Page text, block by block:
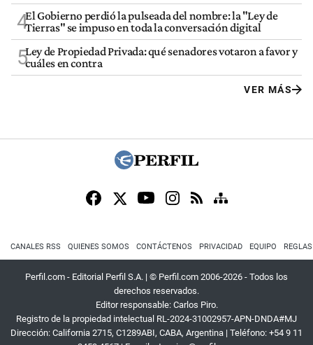
4El Gobierno perdió la pulseada del nombre: la "Ley de
Tierras" se impuso en toda la conversación digital
5Ley de Propiedad Privada: qué senadores votaron a favor y
cuáles en contra
VER MÁS
CANALES RSS QUIENES SOMOS CONTÁCTENOS PRIVACIDAD EQUIPO
Perfil.com - Editorial Perfil S.A. | © Perfil.com 2006-2026 - Todos los
derechos reservados.
Editor responsable: Carlos Piro.
Registro de la propiedad intelectual RL-2024-31002957-APN-DNDA#MJ
Dirección: California 2715, C1289ABI, CABA, Argentina | Teléfono: +54 9 11